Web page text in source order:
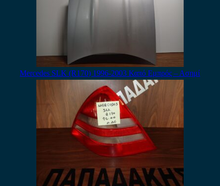
Mercedes SLK (R170) 1996-2003 Καπό Εμπρός – Ασημί